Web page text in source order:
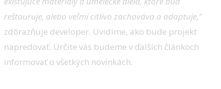
reštauruje, alebo veľmi citlivo zachováva a adaptuje,“
zdôrazňuje developer. Uvidíme, ako bude projekt
napredovať. Určite vás budeme v ďalších článkoch
informovať o všetkých novinkách.